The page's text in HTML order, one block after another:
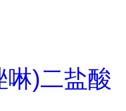
啉)二盐酸